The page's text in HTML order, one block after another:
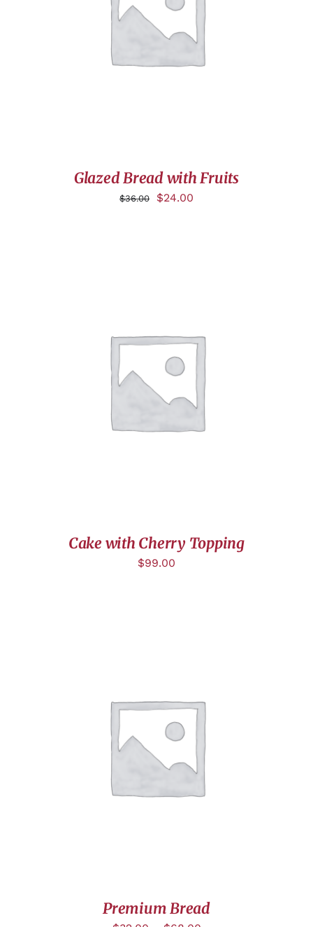
AJOUTER AU PANIER
Glazed Bread with Fruits
$36.00 $24.00
AJOUTER AU PANIER
Cake with Cherry Topping
$99.00
CHOIX DES OPTIONS
Premium Bread